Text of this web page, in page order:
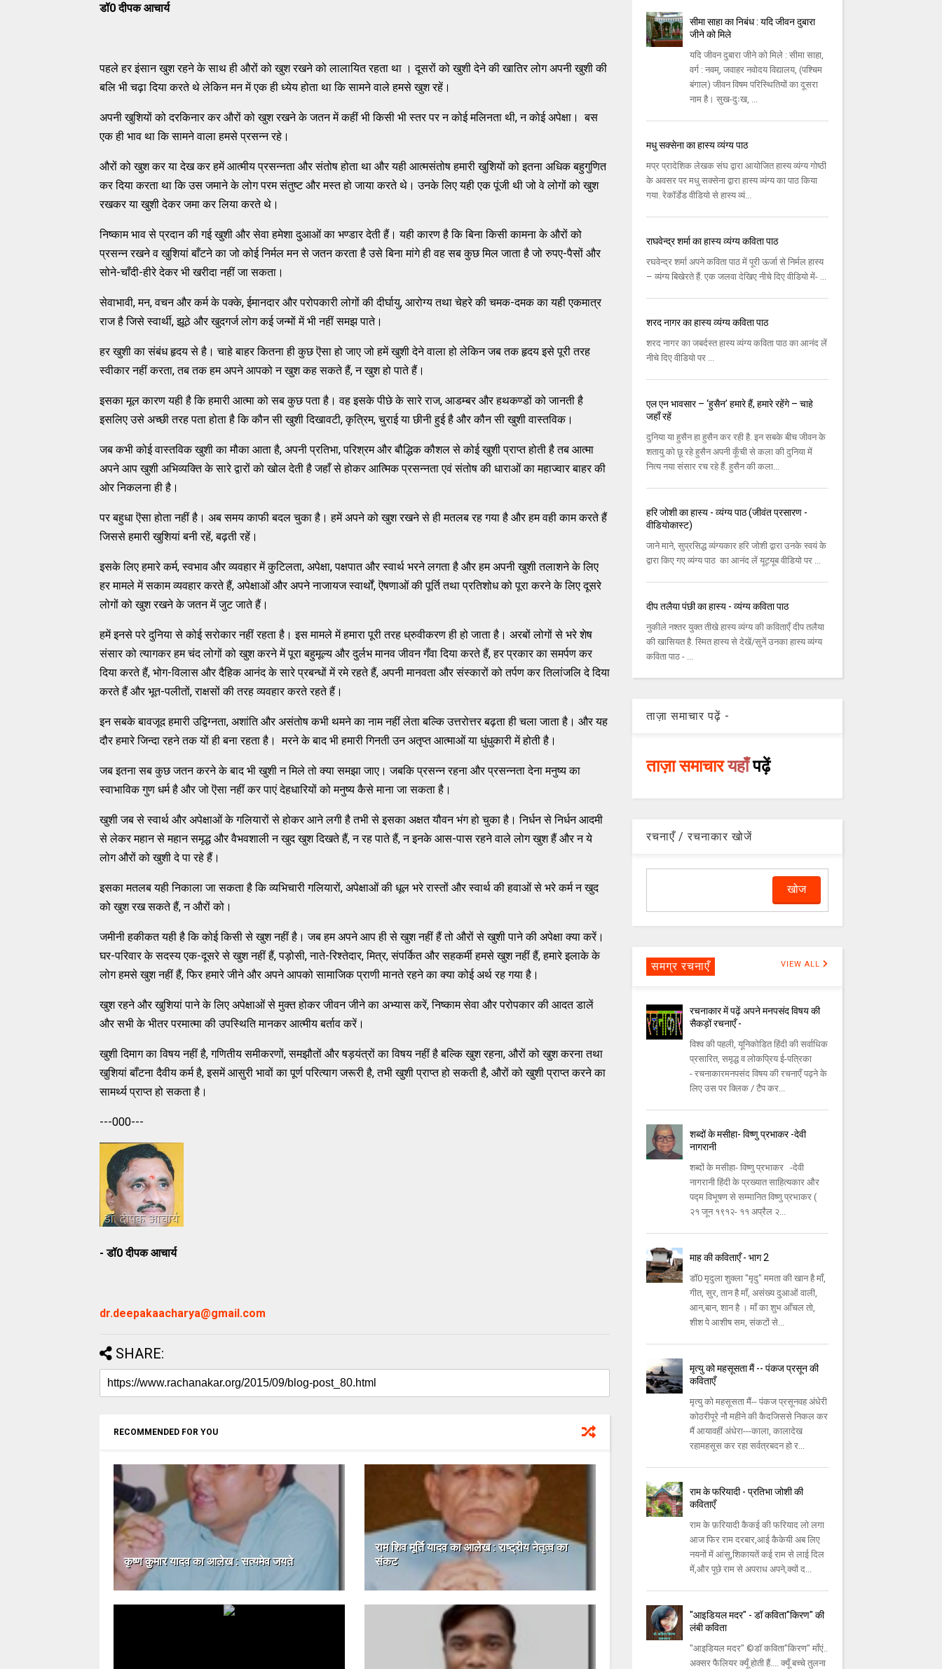
डॉ0 दीपक आचार्य
पहले हर इंसान खुश रहने के साथ ही औरों को खुश रखने को लालायित रहता था । दूसरों को खुशी देने की खातिर लोग अपनी खुशी की
बलि भी चढ़ा दिया करते थे लेकिन मन में एक ही ध्येय होता था कि सामने वाले हमसे खुश रहें।
अपनी खुशियों को दरकिनार कर औरों को खुश रखने के जतन में कहीं भी किसी भी स्तर पर न कोई मलिनता थी, न कोई अपेक्षा। बस
एक ही भाव था कि सामने वाला हमसे प्रसन्न रहे।
औरों को खुश कर या देख कर हमें आत्मीय प्रसन्नता और संतोष होता था और यही आत्मसंतोष हमारी खुशियों को इतना अधिक बहुगुणित
कर दिया करता था कि उस जमाने के लोग परम संतुष्ट और मस्त हो जाया करते थे। उनके लिए यही एक पूंजी थी जो वे लोगों को खुश
रखकर या खुशी देकर जमा कर लिया करते थे।
निष्काम भाव से प्रदान की गई खुशी और सेवा हमेशा दुआओं का भण्डार देती हैं। यही कारण है कि बिना किसी कामना के औरों को
प्रसन्न रखने व खुशियां बाँटने का जो कोई निर्मल मन से जतन करता है उसे बिना मांगे ही वह सब कुछ मिल जाता है जो रुपए-पैसों और
सोने-चाँदी-हीरे देकर भी खरीदा नहीं जा सकता।
सेवाभावी, मन, वचन और कर्म के पक्के, ईमानदार और परोपकारी लोगों की दीर्घायु, आरोग्य तथा चेहरे की चमक-दमक का यही एकमात्र
राज है जिसे स्वार्थी, झूठे और खुदगर्ज लोग कई जन्मों में भी नहीं समझ पाते।
हर खुशी का संबंध हृदय से है। चाहे बाहर कितना ही कुछ ऎसा हो जाए जो हमें खुशी देने वाला हो लेकिन जब तक हृदय इसे पूरी तरह
स्वीकार नहीं करता, तब तक हम अपने आपको न खुश कह सकते हैं, न खुश हो पाते हैं।
इसका मूल कारण यही है कि हमारी आत्मा को सब कुछ पता है। वह इसके पीछे के सारे राज, आडम्बर और हथकण्डों को जानती है
इसलिए उसे अच्छी तरह पता होता है कि कौन सी खुशी दिखावटी, कृत्रिम, चुराई या छीनी हुई है और कौन सी खुशी वास्तविक।
जब कभी कोई वास्तविक खुशी का मौका आता है, अपनी प्रतिभा, परिश्रम और बौद्धिक कौशल से कोई खुशी प्राप्त होती है तब आत्मा
अपने आप खुशी अभिव्यक्ति के सारे द्वारों को खोल देती है जहाँ से होकर आत्मिक प्रसन्नता एवं संतोष की धाराओं का महाज्वार बाहर की
ओर निकलना ही है।
पर बहुधा ऎसा होता नहीं है। अब समय काफी बदल चुका है। हमें अपने को खुश रखने से ही मतलब रह गया है और हम वही काम करते हैं
जिससे हमारी खुशियां बनी रहें, बढ़ती रहें।
इसके लिए हमारे कर्म, स्वभाव और व्यवहार में कुटिलता, अपेक्षा, पक्षपात और स्वार्थ भरने लगता है और हम अपनी खुशी तलाशने के लिए
हर मामले में सकाम व्यवहार करते हैं, अपेक्षाओं और अपने नाजायज स्वार्थों, ऎषणाओं की पूर्ति तथा प्रतिशोध को पूरा करने के लिए दूसरे
लोगों को खुश रखने के जतन में जुट जाते हैं।
हमें इनसे परे दुनिया से कोई सरोकार नहीं रहता है। इस मामले में हमारा पूरी तरह ध्रुवीकरण ही हो जाता है। अरबों लोगों से भरे शेष
संसार को त्यागकर हम चंद लोगों को खुश करने में पूरा बहुमूल्य और दुर्लभ मानव जीवन गँवा दिया करते हैं, हर प्रकार का समर्पण कर
दिया करते हैं, भोग-विलास और दैहिक आनंद के सारे प्रबन्धों में रमे रहते हैं, अपनी मानवता और संस्कारों को तर्पण कर तिलांजलि दे दिया
करते हैं और भूत-पलीतों, राक्षसों की तरह व्यवहार करते रहते हैं।
इन सबके बावजूद हमारी उद्विग्नता, अशांति और असंतोष कभी थमने का नाम नहीं लेता बल्कि उत्तरोत्तर बढ़ता ही चला जाता है। और यह
दौर हमारे जिन्दा रहने तक यों ही बना रहता है। मरने के बाद भी हमारी गिनती उन अतृप्त आत्माओं या धुंधुकारी में होती है।
जब इतना सब कुछ जतन करने के बाद भी खुशी न मिले तो क्या समझा जाए। जबकि प्रसन्न रहना और प्रसन्नता देना मनुष्य का
स्वाभाविक गुण धर्म है और जो ऎसा नहीं कर पाएं देहधारियों को मनुष्य कैसे माना जा सकता है।
खुशी जब से स्वार्थ और अपेक्षाओं के गलियारों से होकर आने लगी है तभी से इसका अक्षत यौवन भंग हो चुका है। निर्धन से निर्धन आदमी
से लेकर महान से महान समृद्ध और वैभवशाली न खुद खुश दिखते हैं, न रह पाते हैं, न इनके आस-पास रहने वाले लोग खुश हैं और न ये
लोग औरों को खुशी दे पा रहे हैं।
इसका मतलब यही निकाला जा सकता है कि व्यभिचारी गलियारों, अपेक्षाओं की धूल भरे रास्तों और स्वार्थ की हवाओं से भरे कर्म न खुद
को खुश रख सकते हैं, न औरों को।
जमीनी हकीकत यही है कि कोई किसी से खुश नहीं है। जब हम अपने आप ही से खुश नहीं हैं तो औरों से खुशी पाने की अपेक्षा क्या करें।
घर-परिवार के सदस्य एक-दूसरे से खुश नहीं हैं, पड़ोसी, नाते-रिश्तेदार, मित्र, संपर्कित और सहकर्मी हमसे खुश नहीं हैं, हमारे इलाके के
लोग हमसे खुश नहीं हैं, फिर हमारे जीने और अपने आपको सामाजिक प्राणी मानते रहने का क्या कोई अर्थ रह गया है।
खुश रहने और खुशियां पाने के लिए अपेक्षाओं से मुक्त होकर जीवन जीने का अभ्यास करें, निष्काम सेवा और परोपकार की आदत डालें
और सभी के भीतर परमात्मा की उपस्थिति मानकर आत्मीय बर्ताव करें।
खुशी दिमाग का विषय नहीं है, गणितीय समीकरणों, समझौतों और षड़यंत्रों का विषय नहीं है बल्कि खुश रहना, औरों को खुश करना तथा
खुशियां बाँटना दैवीय कर्म है, इसमें आसुरी भावों का पूर्ण परित्याग जरूरी है, तभी खुशी प्राप्त हो सकती है, औरों को खुशी प्राप्त करने का
सामर्थ्य प्राप्त हो सकता है।
---000---
- डॉ0 दीपक आचार्य
dr.deepakaacharya@gmail.com
SHARE:
RECOMMENDED FOR YOU
कृष्ण कुमार यादव का आलेख : सत्यमेव जयते
राम शिव मूर्ति यादव का आलेख : राष्ट्रीय नेतृत्व का
संकट
सीमा साहा का निबंध : यदि जीवन दुबारा
जीने को मिले
यदि जीवन दुबारा जीने को मिले : सीमा साहा,
वर्ग : नवम्, जवाहर नवोदय विद्यालय, (पश्चिम
बंगाल) जीवन विषम परिस्थितियों का दूसरा
नाम है। सुख-दुःख, ...
मधु सक्सेना का हास्य व्यंग्य पाठ
मप्र प्रादेशिक लेखक संघ द्वारा आयोजित हास्य व्यंग्य गोष्ठी
के अवसर पर मधु सक्सेना द्वारा हास्य व्यंग्य का पाठ किया
गया. रेकॉर्डेड वीडियो से हास्य व्यं...
राघवेन्द्र शर्मा का हास्य व्यंग्य कविता पाठ
रघवेन्द्र शर्मा अपने कविता पाठ में पूरी ऊर्जा से निर्मल हास्य
– व्यंग्य बिखेरते हैं. एक जलवा देखिए नीचे दिए वीडियो में- ...
शरद नागर का हास्य व्यंग्य कविता पाठ
शरद नागर का जबर्दस्त हास्य व्यंग्य कविता पाठ का आनंद लें
नीचे दिए वीडियो पर ...
एल एन भावसार – ‘हुसैन’ हमारे हैं, हमारे रहेंगे – चाहे
जहाँ रहें
दुनिया या हुसैन हा हुसैन कर रही है. इन सबके बीच जीवन के
शतायु को छू रहे हुसैन अपनी कूँची से कला की दुनिया में
नित्य नया संसार रच रहे हैं. हुसैन की कला...
हरि जोशी का हास्य - व्यंग्य पाठ (जीवंत प्रसारण -
वीडियोकास्ट)
जाने माने, सुप्रसिद्ध व्यंग्यकार हरि जोशी द्वारा उनके स्वयं के
द्वारा किए गए व्यंग्य पाठ का आनंद लें यूट्यूब वीडियो पर ...
दीप तलैया पंछी का हास्य - व्यंग्य कविता पाठ
नुकीले नश्तर युक्त तीखे हास्य व्यंग्य की कविताएँ दीप तलैया
की खासियत है. स्मित हास्य से देखें/सुनें उनका हास्य व्यंग्य
कविता पाठ - ...
ताज़ा समाचार पढ़ें -
ताज़ा समाचारयहाँपढ़ें
रचनाएँ / रचनाकार खोजें
समग्र रचनाएँ VIEW ALL
रचनाकार में पढ़ें अपने मनपसंद विषय की
सैकड़ों रचनाएँ -
विश्व की पहली, यूनिकोडित हिंदी की सर्वाधिक
प्रसारित, समृद्ध व लोकप्रिय ई-पत्रिका
- रचनाकारमनपसंद विषय की रचनाएँ पढ़ने के
लिए उस पर क्लिक / टैप कर...
शब्दों के मसीहा- विष्णु प्रभाकर -देवी
नागरानी
शब्दों के मसीहा- विष्णु प्रभाकर -देवी
नागरानी हिंदी के प्रख्यात साहित्यकार और
पद्म विभूषण से सम्मानित विष्णु प्रभाकर (
२१ जून १९१२- ११ अप्रैल २...
माह की कविताएँ - भाग 2
डॉ0 मृदुला शुक्ला "मृदु" ममता की खान है माँ,
गीत, सुर, तान है माँ, असंख्य दुआओं वाली,
आन,बान, शान है । माँ का शुभ आँचल तो,
शीश पे आशीष सम, संकटों से...
मृत्यु को महसूसता मैं -- पंकज प्रसून की
कविताएँ
मृत्यु को महसूसता मैं-- पंकज प्रसूनवह अंधेरी
कोठरीपूरे नौ महीने की कैदजिससे निकल कर
मैं आयावहीं अंधेरा---काला, कालादेख
रहामहसूस कर रहा सर्वत्रबदन हो र...
राम के फरियादी - प्रतिभा जोशी की
कविताएँ
राम के फ़रियादी कैकई की फरियाद लो लगा
आज फिर राम दरबार,आई कैकेयी अब लिए
नयनों में आंसू,शिकायतें कई राम से लाई दिल
में,और पूछे राम से अपराध अपने,क्यों द...
"आइडियल मदर" - डॉ कविता"किरण" की
लंबी कविता
"आइडियल मदर" ©डॉ कविता"किरण" माँएं..
अक्सर फैलियर क्यूँ होती हैं.... क्यूँ बच्चे तुलना